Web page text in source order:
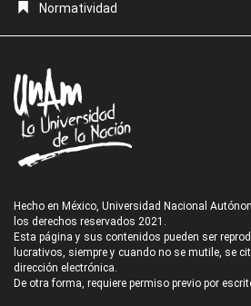
Normatividad
Hecho en México, Universidad Nacional
los derechos reservados 2021.
Esta página y sus contenidos pueden ser
lucrativos, siempre y cuando no se mutile, se
dirección electrónica.
De otra forma, requiere permiso previo por